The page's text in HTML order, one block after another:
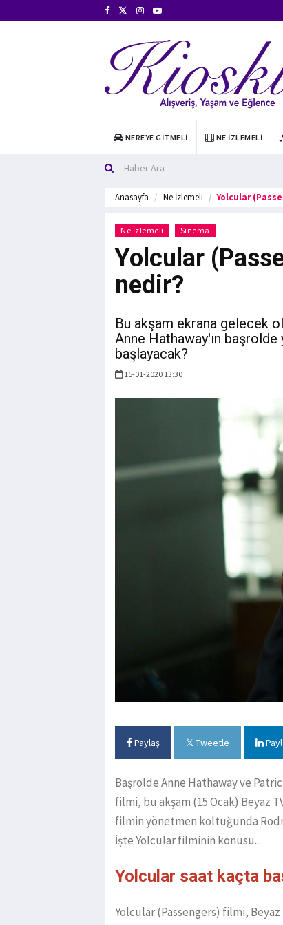
NEREYE GITMELI NE İZLEMELI
Anasayfa Ne İzlemeli Yolcular
Ne İzlemeli Sinema
Yolcular
nedir?
Bu akşam ekrana gelecek
Anne Hathaway'ın başrolde
başlayacak?
15-01-2020 13:30
Paylaş Tweetle
Başrolde Anne Hathaway ve
filmi, bu akşam (15 Ocak) Beyaz
filmin yönetmen koltuğunda
İşte Yolcular filminin konusu...
Yolcular saat kaçta
Yolcular (Passengers) filmi, Beyaz